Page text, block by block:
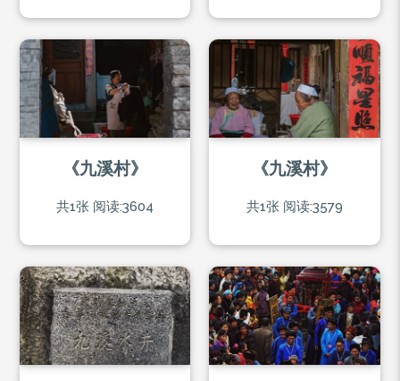
《九溪村》
共1张 阅读:3604
《九溪村》
共1张 阅读:3579